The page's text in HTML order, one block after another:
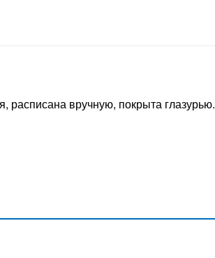
вручную, покрыта глазурью.